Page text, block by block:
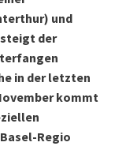
und
steigt der
in der letzten
kommt
Regio